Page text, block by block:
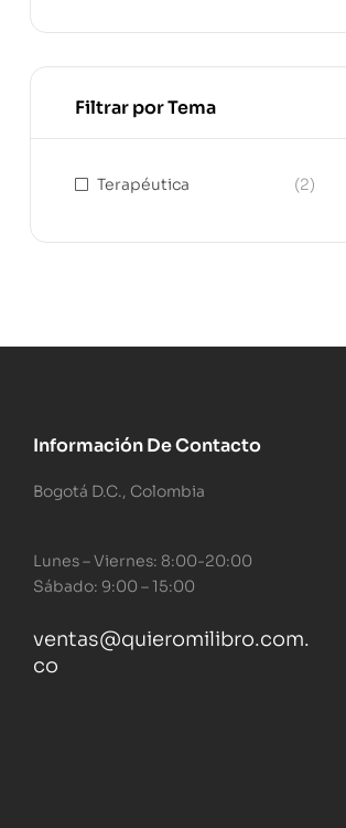
Filtrar por Tema
Terapéutica (2)
Información De Contacto
Bogotá D.C., Colombia
Lunes – Viernes: 8:00-20:00
Sábado: 9:00 – 15:00
ventas@quieromilibro.com.
co